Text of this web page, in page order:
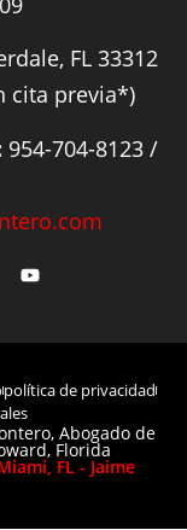
FL 33312
cita previa*)
954-704-8123 /
política de privacidad
Abogado de
Florida
FL - Jaime